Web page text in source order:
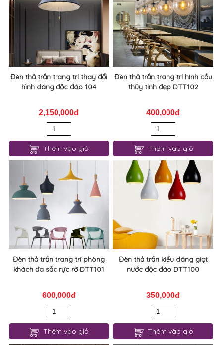
Đèn thả trần trang trí thay đổi
hình dáng độc đáo 104
2,150,000đ
Thêm vào giỏ
Đèn thả trần trang trí hình cầu
thủy tinh đẹp DTT102
400,000đ
Thêm vào giỏ
Đèn thả trần trang trí phòng
khách đa sắc rực rỡ DTT101
600,000đ
Thêm vào giỏ
Đèn thả trần kiểu dáng giọt
nước độc đáo DTT100
350,000đ
Thêm vào giỏ